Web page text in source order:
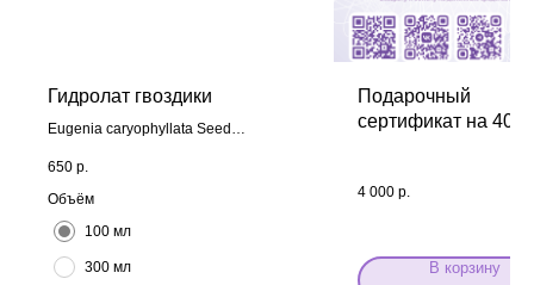
Гидролат гвоздики
Eugenia caryophyllata Seed
650 р.
Объём
100 мл
300 мл
Подарочный
сертификат на 4000
4 000 р.
В корзину